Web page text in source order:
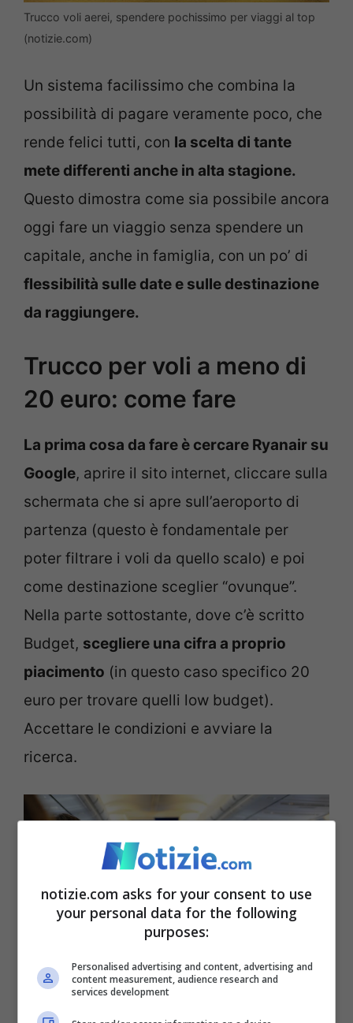
Trucco voli aerei, spendere pochissimo per viaggi al top
(notizie.com)
Un sistema facilissimo che combina la
possibilità di pagare veramente poco, che
rende felici tutti, con la scelta di tante
mete differenti anche in alta stagione.
Questo dimostra come sia possibile ancora
oggi fare un viaggio senza spendere un
capitale, anche in famiglia, con un po’ di
flessibilità sulle date e sulle destinazione
da raggiungere.
Trucco per voli a meno di
20 euro: come fare
La prima cosa da fare è cercare Ryanair su
Google, aprire il sito internet, cliccare sulla
schermata che si apre sull’aeroporto di
partenza (questo è fondamentale per
poter filtrare i voli da quello scalo) e poi
come destinazione sceglier “ovunque”.
Nella parte sottostante, dove c’è scritto
Budget, scegliere una cifra a proprio
piacimento (in questo caso specifico 20
euro per trovare quelli low budget).
Accettare le condizioni e avviare la
ricerca.
Come ottenere biglietti A/R a meno di € 20 (notizie.com)
notizie.com asks for your consent to use
your personal data for the following
purposes:
Personalised advertising and content, advertising and
content measurement, audience research and
services development